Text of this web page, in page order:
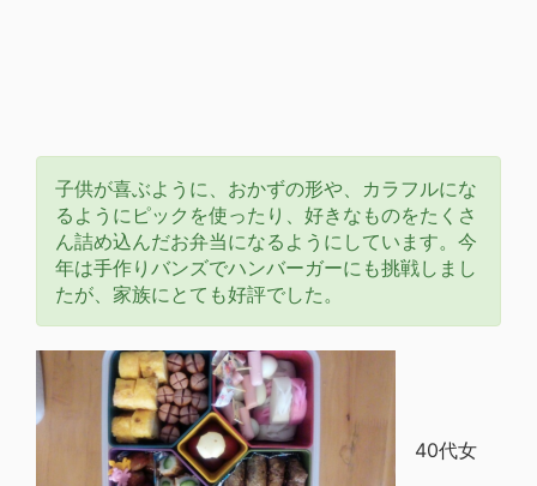
子供が喜ぶように、おかずの形や、カラフルにな
るようにピックを使ったり、好きなものをたくさ
ん詰め込んだお弁当になるようにしています。今
年は手作りバンズでハンバーガーにも挑戦しまし
たが、家族にとても好評でした。
40代女